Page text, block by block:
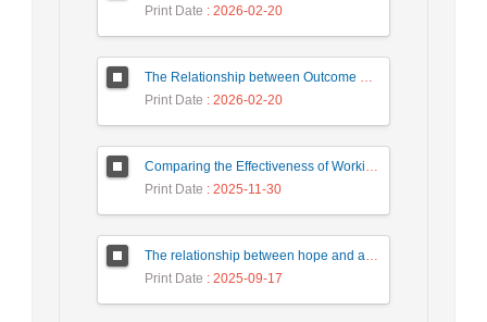
Print Date : 2026-02-20
The Relationship between Outcome Expectation and Academic Values with Students' Academic Adjustment
Print Date : 2026-02-20
Comparing the Effectiveness of Working Memory Training and Sternberg's Successful Intelligence on Academic Performance and Social Competence of Students
Print Date : 2025-11-30
The relationship between hope and academic achievement, the mediating role of intelligence beliefs students
Print Date : 2025-09-17